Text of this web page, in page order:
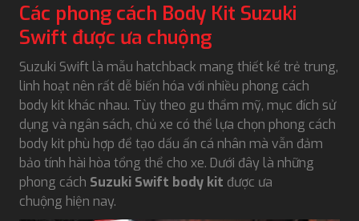
Các phong cách Body Kit Suzuki
Swift được ưa chuộng
Suzuki Swift là mẫu hatchback mang thiết kế trẻ trung,
linh hoạt nên rất dễ biến hóa với nhiều phong cách
body kit khác nhau. Tùy theo gu thẩm mỹ, mục đích sử
dụng và ngân sách, chủ xe có thể lựa chọn phong cách
body kit phù hợp để tạo dấu ấn cá nhân mà vẫn đảm
bảo tính hài hòa tổng thể cho xe. Dưới đây là những
phong cách Suzuki Swift body kit được ưa
chuộng hiện nay.